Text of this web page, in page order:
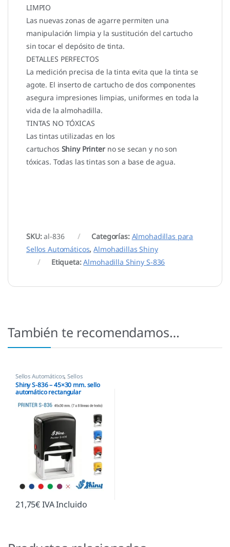
LIMPIO
Las nuevas zonas de agarre permiten una
manipulación limpia y la sustitución del cartucho
sin tocar el depósito de tinta.
DETALLES PERFECTOS
La medición precisa de la tinta evita que la tinta se
agote. El inserto de cartucho de dos componentes
asegura impresiones limpias, uniformes en toda la
vida de la almohadilla.
TINTAS NO TÓXICAS
Las tintas utilizadas en los
cartuchos Shiny Printerno se secan y no son
tóxicas. Todas las tintas son a base de agua.
SKU:al-836 Categorías: Almohadillas para
Sellos Automáticos,Almohadillas Shiny
Etiqueta:Almohadilla Shiny S-836
También te recomendamos…
Sellos Automáticos,Sellos
empresas,Shiny
Shiny S-836 – 45×30 mm. sello
automático rectangular
21,75€IVA Incluido